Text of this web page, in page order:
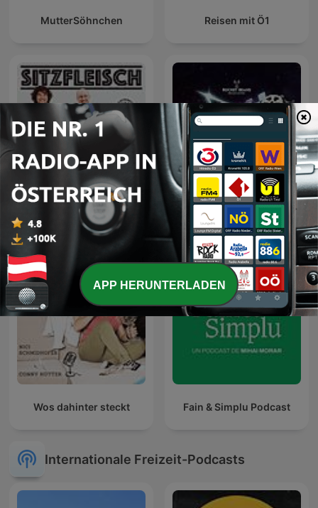
MutterSöhnchen Reisen mit Ö1
Sitzfleisch Plauschangriff
Wos dahinter steckt Fain & Simplu Podcast
Internationale Freizeit-Podcasts
APP HERUNTERLADEN